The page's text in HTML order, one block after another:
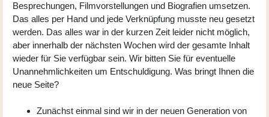
Besprechungen, Filmvorstellungen und Biografien umsetzen.
Das alles per Hand und jede Verknüpfung musste neu gesetzt
werden. Das alles war in der kurzen Zeit leider nicht möglich,
aber innerhalb der nächsten Wochen wird der gesamte Inhalt
wieder für Sie verfügbar sein. Wir bitten Sie für eventuelle
Unannehmlichkeiten um Entschuldigung. Was bringt Ihnen die
neue Seite?
Zunächst einmal sind wir in der neuen Generation von